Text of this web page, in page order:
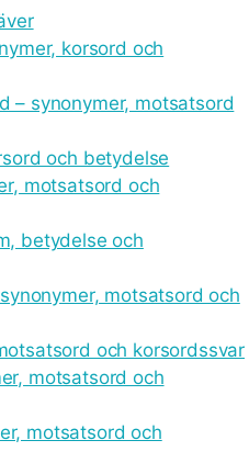
korsord och
– synonymer, motsatsord
och betydelse
motsatsord och
betydelse och
motsatsord och
och korsordssvar
motsatsord och
motsatsord och